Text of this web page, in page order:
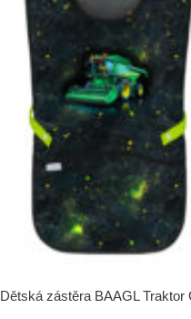
Dětská zástěra BAAGL Traktor